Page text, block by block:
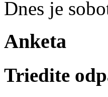
Dnes je
Anketa
Triedite